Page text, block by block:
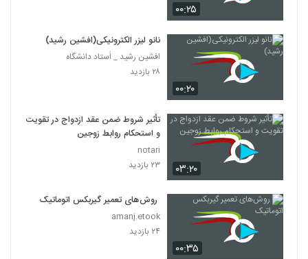
۰۰:۲۵
۰۰:۲۰
نانو لیزر الکترونیکی(افشین رشید)
افشین رشید _ اُستاد دانشگاه
۲۸ بازدید
۰۳:۲۰
تأثیر شروط ضمن عقد ازدواج در تقویت
و استحکام روابط زوجین
notari
۲۳ بازدید
۰۰:۳۵
روش‌های تعمیر گیربکس اتوماتیک
amanj.etook
۲۴ بازدید